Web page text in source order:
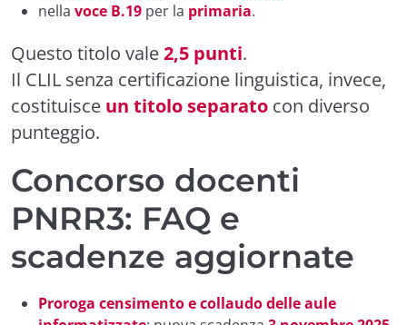
nella voce B.19 per la primaria.
Questo titolo vale2,5 punti.
Il CLIL senza certificazione linguistica, invece,
costituisce un titolo separato con diverso
punteggio.
Concorso docenti
PNRR3: FAQ e
scadenze aggiornate
Proroga censimento e collaudo delle aule